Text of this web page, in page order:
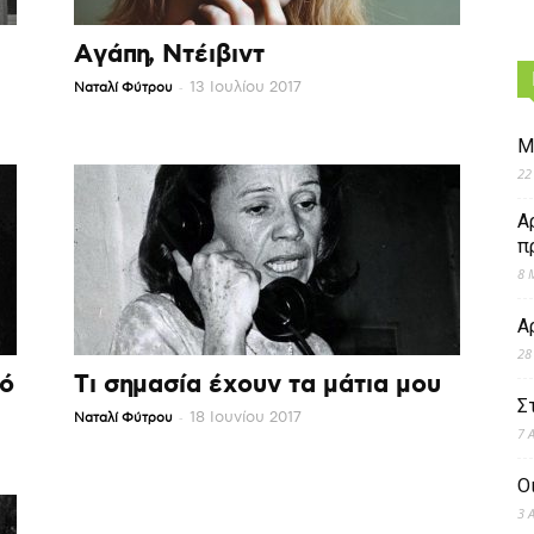
Αγάπη, Ντέιβιντ
Ναταλί Φύτρου - 13 Ιουλίου 2017
Τι σημασία έχουν τα μάτια μου
Ναταλί Φύτρου - 18 Ιουνίου 2017
8
28
7
3